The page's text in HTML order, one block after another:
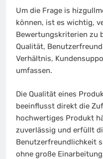
Um die Frage is
können, ist es wichtig,
Bewertungskriterien zu
Qualität,
Verhältnis,
umfassen.
Die Qualität eines
beeinflusst direkt die
hochwertiges Produkt
zuverlässig und erfüllt
Benutzerfreundlichkeit
ohne große